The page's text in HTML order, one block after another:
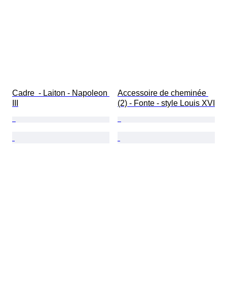
Cadre  - Laiton - Napoleon
Accessoire de cheminée
(2) - Fonte - style Louis XVI